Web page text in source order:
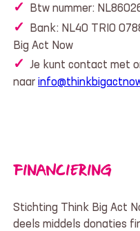
Btw nummer:
Bank: NL40 TRIO
Big Act Now
Je kunt contact met
naar
FINANCIERING
Stichting Think Big Act
deels middels donaties